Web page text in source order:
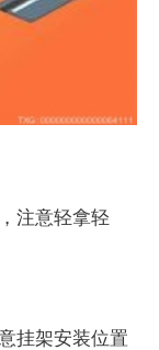
注意轻拿轻
挂架安装位置